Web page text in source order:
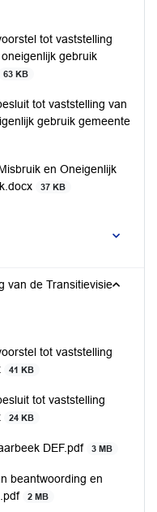
tot vaststelling
gebruik
63 KB
tot vaststelling van
gebruik gemeente
en Oneigenlijk
37 KB
van de Transitievisie
tot vaststelling
41 KB
tot vaststelling
24 KB
DEF.pdf 3 MB
beantwoording en
2 MB